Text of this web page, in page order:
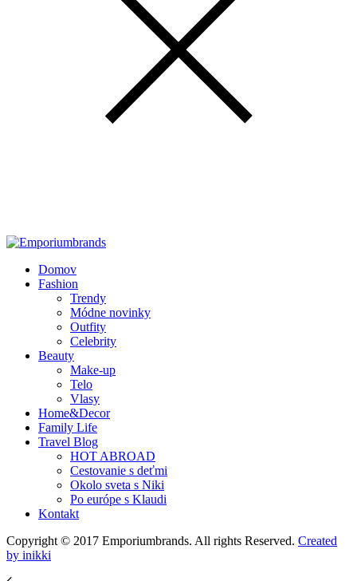
Domov
Fashion
Trendy
Módne novinky
Outfity
Celebrity
Beauty
Make-up
Telo
Vlasy
Home&Decor
Family Life
Travel Blog
HOT ABROAD
Cestovanie s deťmi
Okolo sveta s Niki
Po európe s Klaudi
Kontakt
Copyright © 2017 Emporiumbrands. All rights Reserved. Created
by inikki